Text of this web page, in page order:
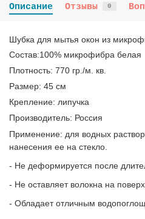
Описание
Отзывы 0
Шубка для мытья окон из
Состав:100% микрофибра белая
Плотность: 770 гр./м. кв.
Размер: 45 см
Крепление: липучка
Производитель: Россия
Применение: для водных
нанесения ее на стекло.
- Не деформируется после
- Не оставляет волокна на
- Обладает отличным